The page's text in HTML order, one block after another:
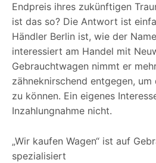
Endpreis ihres zukünftigen
ist das so? Die Antwort ist
Händler Berlin ist, wie der
interessiert am Handel mit
Gebrauchtwagen nimmt er
zähneknirschend entgegen,
zu können. Ein eigenes
Inzahlungnahme nicht.
„Wir kaufen Wagen“ ist auf
spezialisiert